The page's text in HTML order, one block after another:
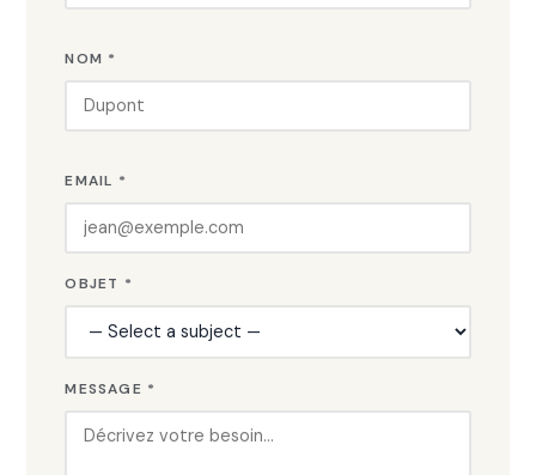
NOM *
EMAIL *
OBJET *
MESSAGE *